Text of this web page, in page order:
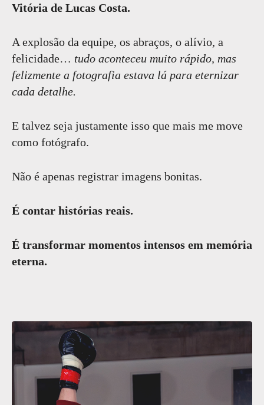
Vitória de Lucas Costa.
A explosão da equipe, os abraços, o alívio, a
felicidade… tudo aconteceu muito rápido, mas
felizmente a fotografia estava lá para eternizar
cada detalhe.
E talvez seja justamente isso que mais me move
como fotógrafo.
Não é apenas registrar imagens bonitas.
É contar histórias reais.
É transformar momentos intensos em memória
eterna.